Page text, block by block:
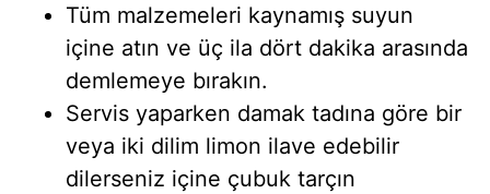
Tüm malzemeleri kaynamış suyun
içine atın ve üç ila dört dakika arasında
demlemeye bırakın.
Servis yaparken damak tadına göre bir
veya iki dilim limon ilave edebilir
dilerseniz içine çubuk tarçın